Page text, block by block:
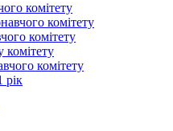
комітету
комітету
комітету
комітету
комітету
рік